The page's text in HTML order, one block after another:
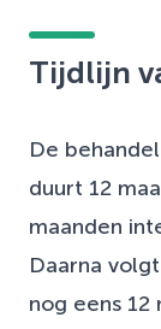
Tijdlijn
De
duurt 12
maanden
Daarna
nog eens 12